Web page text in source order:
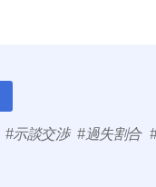
示談交渉 過失割合